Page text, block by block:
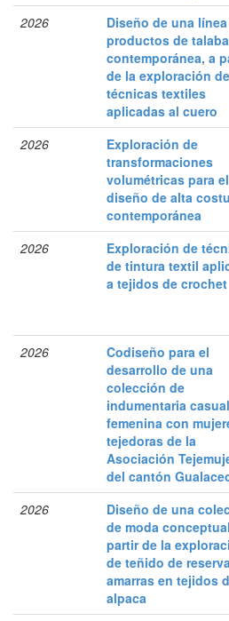
2026
Diseño de una
productos de
contemporánea, a
de la exploración de
técnicas textiles
aplicadas al cuero
2026
Exploración de
transformaciones
volumétricas para el
diseño de alta
contemporánea
2026
Exploración de
de tintura textil
a tejidos de crochet
2026
Codiseño para el
desarrollo de una
colección de
indumentaria casual
femenina con
tejedoras de la
Asociación
del cantón
2026
Diseño de una
de moda
partir de la
de teñido de
amarras en tejidos
alpaca